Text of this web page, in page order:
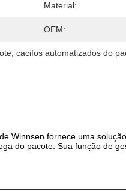
Material:
OEM:
, cacifos automatizados do
Winnsen fornece uma
do pacote. Sua função de